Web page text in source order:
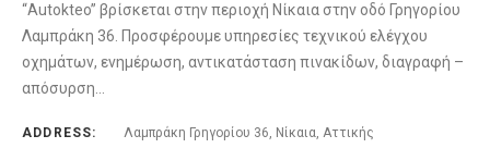
“Autokteo” βρίσκεται στην περιοχή Νίκαια στην οδό Γρηγορίου
Λαμπράκη 36. Προσφέρουμε υπηρεσίες τεχνικού ελέγχου
οχημάτων, ενημέρωση, αντικατάσταση πινακίδων, διαγραφή –
απόσυρση…
ADDRESS:
Λαμπράκη Γρηγορίου 36, Νίκαια, Αττικής